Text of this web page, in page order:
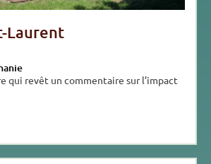
Laurent
qui revêt un commentaire sur l’impact